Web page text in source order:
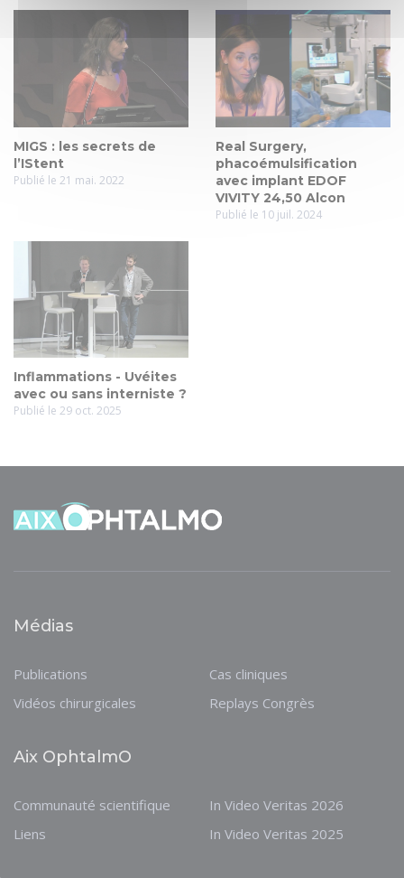
MIGS : les secrets de
l’IStent
Publié le 21 mai. 2022
Real Surgery,
phacoémulsification
avec implant EDOF
VIVITY 24,50 Alcon
Publié le 10 juil. 2024
Inflammations - Uvéites
avec ou sans interniste ?
Publié le 29 oct. 2025
Médias
Publications
Vidéos chirurgicales
Cas cliniques
Replays Congrès
Aix OphtalmO
Communauté scientifique
Liens
In Video Veritas 2026
In Video Veritas 2025